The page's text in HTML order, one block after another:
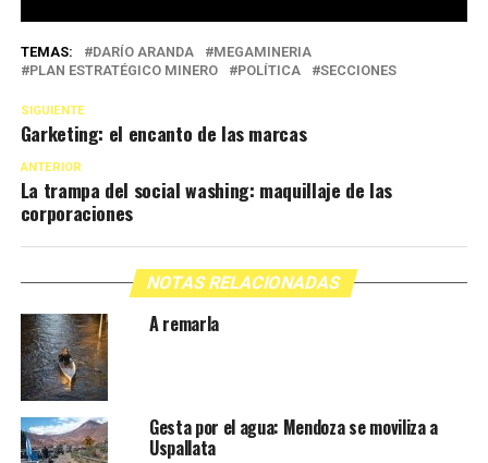
TEMAS: DARÍO ARANDA
MEGAMINERIA
PLAN ESTRATÉGICO MINERO
POLÍTICA SECCIONES
SIGUIENTE
Garketing: el encanto de las marcas
ANTERIOR
La trampa del social washing: maquillaje de las
corporaciones
NOTAS RELACIONADAS
A remarla
Gesta por el agua: Mendoza se moviliza a
Uspallata